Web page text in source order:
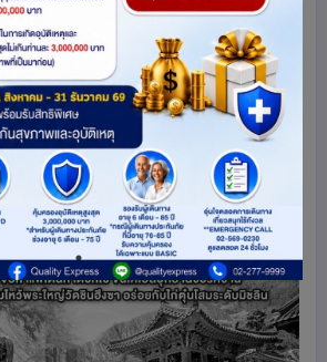
โสมระดับมิชลิน 5วัน 3คืน
ย
share
ดูโปรแกรมทัวร์